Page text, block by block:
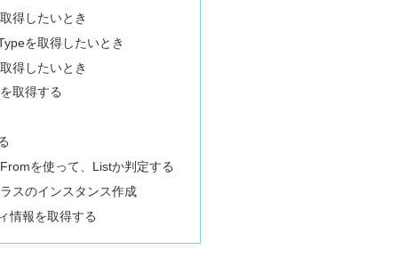
得したいとき
を取得したいとき
得したいとき
取得する
を使って、Listか判定する
スのインスタンス作成
情報を取得する